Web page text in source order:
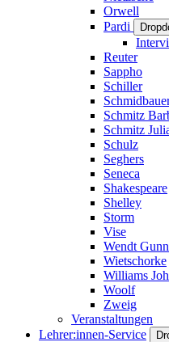
Orwell
Pardi
Reuter
Sappho
Schiller
Schmitz
Schmitz
Schulz
Seghers
Seneca
Shakespeare
Shelley
Storm
Vise
Wendt
Wietschorke
Williams
Woolf
Zweig
Veranstaltungen
Lehrer:innen-Service